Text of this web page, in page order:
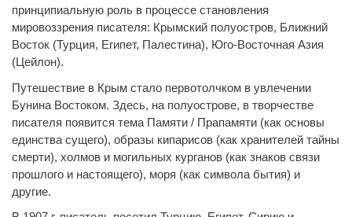
принципиальную роль в процессе становления
мировоззрения писателя: Крымский полуостров, Ближний
Восток (Турция, Египет, Палестина), Юго-Восточная Азия
(Цейлон).
Путешествие в Крым стало первотолчком в увлечении
Бунина Востоком. Здесь, на полуострове, в творчестве
писателя появится тема Памяти / Прапамяти (как основы
единства сущего), образы кипарисов (как хранителей тайны
смерти), холмов и могильных курганов (как знаков связи
прошлого и настоящего), моря (как символа бытия) и
другие.